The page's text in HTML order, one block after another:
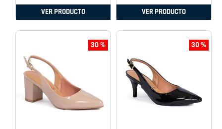
VER PRODUCTO VER PRODUCTO
30 % 30 %